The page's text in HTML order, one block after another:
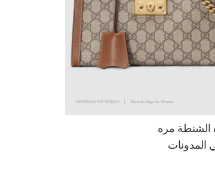
مره
المدونات